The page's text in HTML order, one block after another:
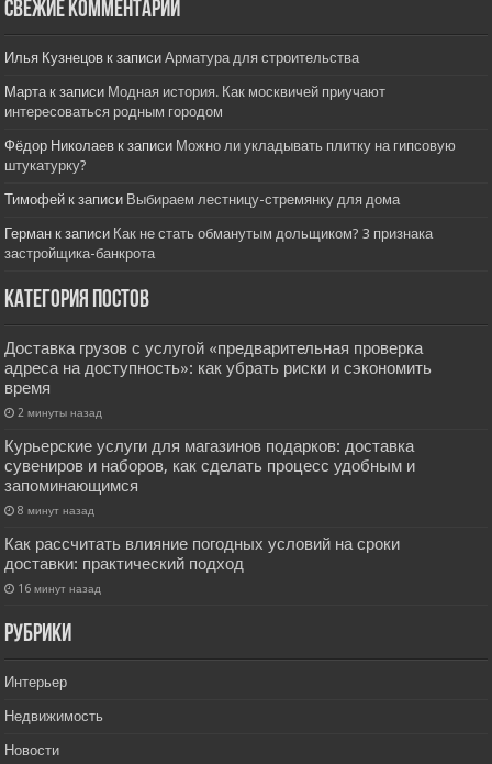
Свежие комментарии
Илья Кузнецов к записиАрматура для строительства
Мартак записи Модная история. Как москвичей приучают
интересоваться родным городом
Фёдор Николаев к записи Можно ли укладывать плитку на гипсовую
штукатурку?
Тимофей к записи Выбираем лестницу-стремянку для дома
Герман к записи Как не стать обманутым дольщиком? 3 признака
застройщика-банкрота
Категория постов
Доставка грузов с услугой «предварительная проверка
адреса на доступность»: как убрать риски и сэкономить
время
2 минуты назад
Курьерские услуги для магазинов подарков: доставка
сувениров и наборов, как сделать процесс удобным и
запоминающимся
8 минут назад
Как рассчитать влияние погодных условий на сроки
доставки: практический подход
16 минут назад
РУбрики
Интерьер
Недвижимость
Новости